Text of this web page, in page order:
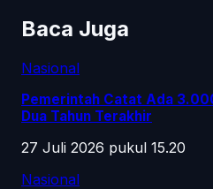
Baca Juga
Nasional
Pemerintah Catat Ada
Dua Tahun Terakhir
27 Juli 2026 pukul 15.20
Nasional